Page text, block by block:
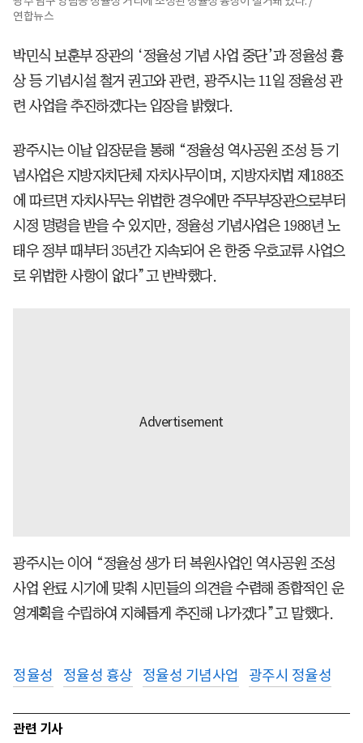
연합뉴스
박민식 보훈부 장관의 ‘정율성 기념 사업 중단’과 정율성 흉
상 등 기념시설 철거 권고와 관련, 광주시는 11일 정율성 관
련 사업을 추진하겠다는 입장을 밝혔다.
광주시는 이날 입장문을 통해 “정율성 역사공원 조성 등 기
념사업은 지방자치단체 자치사무이며, 지방자치법 제188조
에 따르면 자치사무는 위법한 경우에만 주무부장관으로부터
시정 명령을 받을 수 있지만, 정율성 기념사업은 1988년 노
태우 정부 때부터 35년간 지속되어 온 한중 우호교류 사업으
로 위법한 사항이 없다”고 반박했다.
광주시는 이어 “정율성 생가 터 복원사업인 역사공원 조성
사업 완료 시기에 맞춰 시민들의 의견을 수렴해 종합적인 운
영계획을 수립하여 지혜롭게 추진해 나가겠다”고 말했다.
정율성 정율성 흉상 정율성 기념사업 광주시 정율성
관련 기사